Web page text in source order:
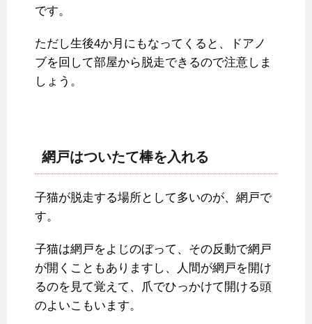
です。
ただし生後4か月にもなってくると、ドアノ
ブを回して部屋から脱走できるので注意しま
しょう。
網戸はついたて棒を入れる
子猫が脱走する場所として多いのが、網戸で
す。
子猫は網戸をよじのぼって、その反動で網戸
が開くこともありますし、人間が網戸を開け
るのを見て覚えて、爪でひっかけて開ける頭
のよいこもいます。